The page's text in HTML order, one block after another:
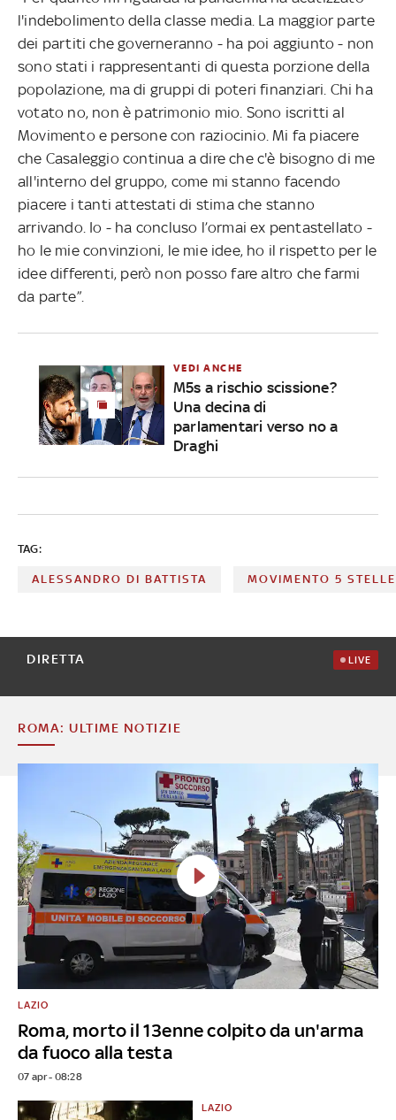
l'indebolimento della classe media. La maggior parte
dei partiti che governeranno - ha poi aggiunto - non
sono stati i rappresentanti di questa porzione della
popolazione, ma di gruppi di poteri finanziari. Chi ha
votato no, non è patrimonio mio. Sono iscritti al
Movimento e persone con raziocinio. Mi fa piacere
che Casaleggio continua a dire che c'è bisogno di me
all'interno del gruppo, come mi stanno facendo
piacere i tanti attestati di stima che stanno
arrivando. Io - ha concluso l’ormai ex pentastellato -
ho le mie convinzioni, le mie idee, ho il rispetto per le
idee differenti, però non posso fare altro che farmi
da parte”.
VEDI ANCHE
M5s a rischio scissione?
Una decina di
parlamentari verso no a
Draghi
TAG:
ALESSANDRO DI BATTISTA MOVIMENTO 5 STELLE
DIRETTA LIVE
ROMA: ULTIME NOTIZIE
Roma, morto il 13enne colpito da un'arma
da fuoco alla testa
LAZIO
07 apr - 08:28
LAZIO